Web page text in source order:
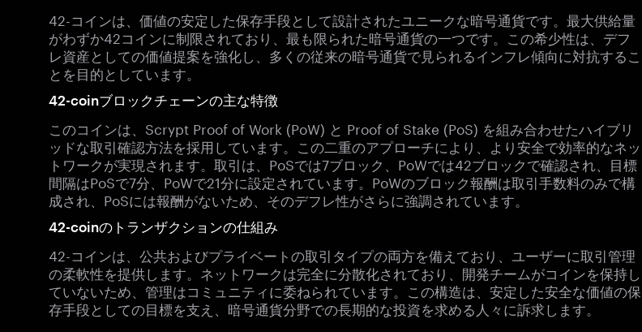
42-コインは、価値の安定した保存手段として設計されたユニークな暗号通貨です。最大供給量
がわずか42コインに制限されており、最も限られた暗号通貨の一つです。この希少性は、デフ
レ資産としての価値提案を強化し、多くの従来の暗号通貨で見られるインフレ傾向に対抗するこ
とを目的としています。
42-coinブロックチェーンの主な特徴
このコインは、Scrypt Proof of Work (PoW) と Proof of Stake (PoS) を組み合わせたハイブリ
ッドな取引確認方法を採用しています。この二重のアプローチにより、より安全で効率的なネッ
トワークが実現されます。取引は、PoSでは7ブロック、PoWでは42ブロックで確認され、目標
間隔はPoSで7分、PoWで21分に設定されています。PoWのブロック報酬は取引手数料のみで構
成され、PoSには報酬がないため、そのデフレ性がさらに強調されています。
42-coinのトランザクションの仕組み
42-コインは、公共およびプライベートの取引タイプの両方を備えており、ユーザーに取引管理
の柔軟性を提供します。ネットワークは完全に分散化されており、開発チームがコインを保持し
ていないため、管理はコミュニティに委ねられています。この構造は、安定した安全な価値の保
存手段としての目標を支え、暗号通貨分野での長期的な投資を求める人々に訴求します。